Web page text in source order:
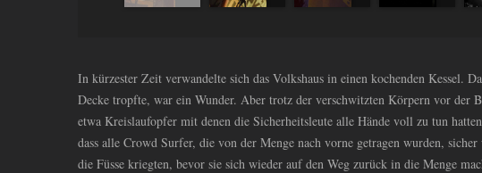
In kürzester Zeit verwandelte sich das Volkshaus in einen kochenden Kessel.
Decke tropfte, war ein Wunder. Aber trotz der verschwitzten Körpern vor der
etwa Kreislaufopfer mit denen die Sicherheitsleute alle Hände voll zu tun
dass alle Crowd Surfer, die von der Menge nach vorne getragen wurden,
die Füsse kriegten, bevor sie sich wieder auf den Weg zurück in die Menge